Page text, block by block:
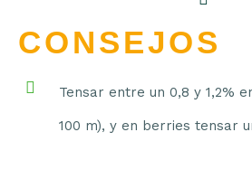
CONSEJOS
Tensar entre un 0,8 y 1,2%
100 m), y en berries tensar